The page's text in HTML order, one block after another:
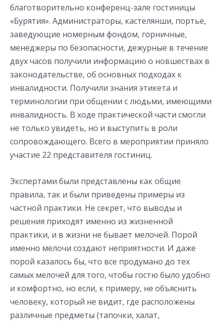
благотворительно конференц-зале гостиницы
«Бурятия». Администраторы, кастелянши, портье,
заведующие номерным фондом, горничные,
менеджеры по безопасности, дежурные в течение
двух часов получили информацию о новшествах в
законодательстве, об основных подходах к
инвалидности. Получили знания этикета и
терминологии при общении с людьми, имеющими
инвалидность. В ходе практической части смогли
не только увидеть, но и выступить в роли
сопровождающего. Всего в мероприятии приняло
участие 22 представителя гостиниц.
Экспертами были представлены как общие
правила, так и были приведены примеры из
частной практики. Не секрет, что выводы и
решения приходят именно из жизненной
практики, и в жизни не бывает мелочей. Порой
именно мелочи создают неприятности. И даже
порой казалось бы, что все продумано до тех
самых мелочей для того, чтобы гостю было удобно
и комфортно, но если, к примеру, не объяснить
человеку, который не видит, где расположены
различные предметы (тапочки, халат,